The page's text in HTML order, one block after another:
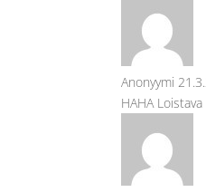
Anonyymi
HAHA